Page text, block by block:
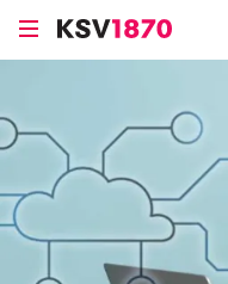
Direkt
zum